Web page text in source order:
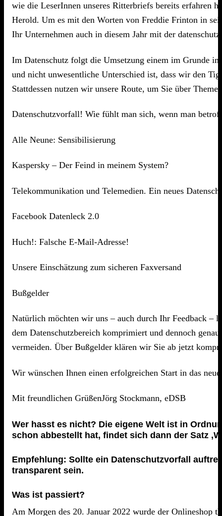
wie die LeserInnen unseres Ritterbriefs bereits erfahren
Herold. Um es mit den Worten von Freddie Frinton in
Ihr Unternehmen auch in diesem Jahr mit der
Im Datenschutz folgt die Umsetzung einem im Grunde
und nicht unwesentliche Unterschied ist, dass wir den
Stattdessen nutzen wir unsere Route, um Sie über
Datenschutzvorfall! Wie fühlt man sich, wenn man
Alle Neune: Sensibilisierung
Kaspersky – Der Feind in meinem System?
Telekommunikation und Telemedien. Ein neues
Facebook Datenleck 2.0
Huch!: Falsche E-Mail-Adresse!
Unsere Einschätzung zum sicheren Faxversand
Bußgelder
Natürlich möchten wir uns – auch durch Ihr Feedback –
dem Datenschutzbereich komprimiert und dennoch
vermeiden. Über Bußgelder klären wir Sie ab jetzt
Wir wünschen Ihnen einen erfolgreichen Start in das
Mit freundlichen GrüßenJörg Stockmann, eDSB
Wer hasst es nicht? Die eigene Welt ist in
schon abbestellt hat, findet sich dann der Satz
Empfehlung: Sollte ein Datenschutzvorfall
transparent sein.
Was ist passiert?
Am Morgen des 20. Januar 2022 wurde der Onlineshop